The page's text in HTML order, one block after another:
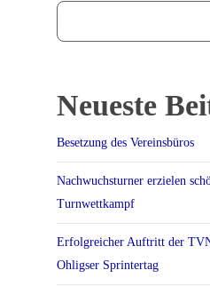
Neueste
Besetzung des Vereinsbüros
Nachwuchsturner erzielen
Turnwettkampf
Erfolgreicher Auftritt der
Ohligser Sprintertag